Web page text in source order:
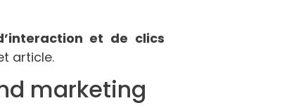
et de clics
article.
marketing